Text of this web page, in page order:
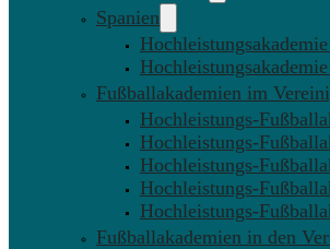
Spanien
Fußballakademien im
Hochleistungs-
Hochleistungs-
Hochleistungs-
Hochleistungs-
Hochleistungs-
Fußballakademien in den